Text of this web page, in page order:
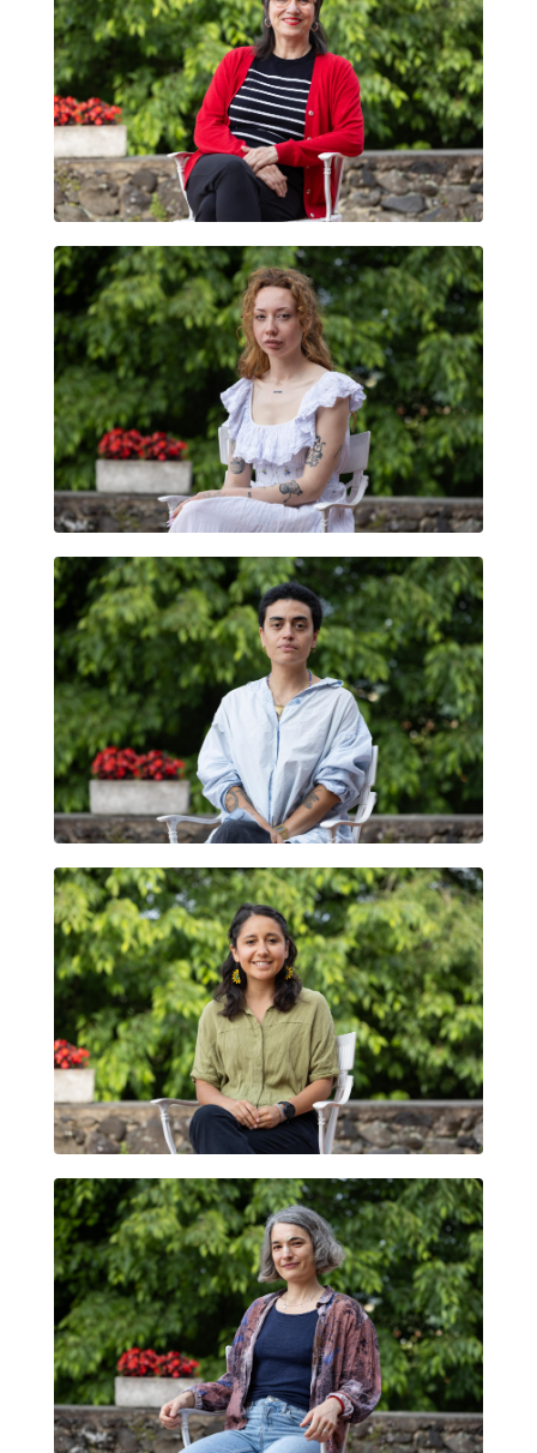
TATIANA DONOSO
DADDYBEARS
TAU LUNA ACOSTA
GLORIA CAROLINA FIALLO CARDONA
MARTINA MANYÀ VINTRÓ